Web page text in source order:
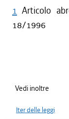
1 Articolo
18/1996
Vedi inoltre
Iter delle leggi